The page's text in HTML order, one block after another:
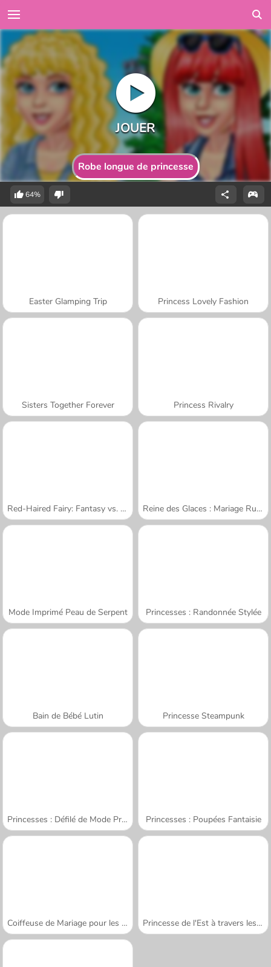
Robe longue de princesse
64%
Easter Glamping Trip Princess Lovely Fashion
Sisters Together Forever Princess Rivalry
Red-Haired Fairy: Fantasy vs. Reality Reine des Glaces : Mariage Ruiné
Mode Imprimé Peau de Serpent Princesses : Randonnée Stylée
Bain de Bébé Lutin Princesse Steampunk
Princesses : Défilé de Mode Printanier Princesses : Poupées Fantaisie
Coiffeuse de Mariage pour les Princesses Princesse de l'Est à travers les âges